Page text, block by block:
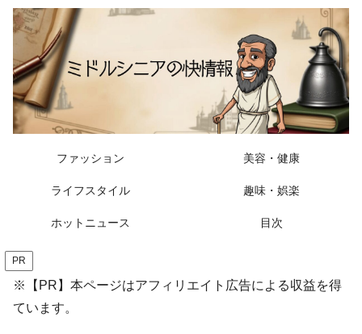
ファッション 美容・健康
ライフスタイル 趣味・娯楽
ホットニュース 目次
PR
※【PR】本ページはアフィリエイト広告による収益を得
ています。